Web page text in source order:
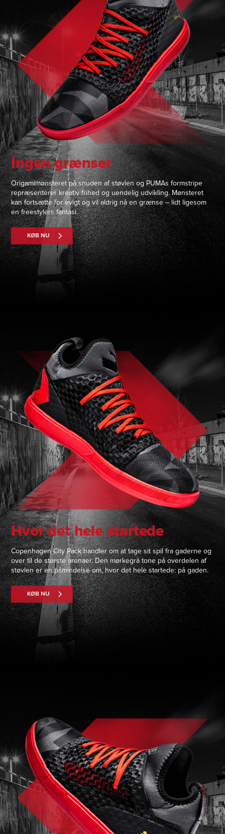
Ingen grænser
Origamimønsteret på snuden af støvlen og PUMAs formstripe
repræsenterer kreativ frihed og uendelig udvikling. Mønsteret
kan fortsætte for evigt og vil aldrig nå en grænse – lidt ligesom
en freestylers fantasi.
KØB NU
Hvor det hele startede
Copenhagen City Pack handler om at tage sit spil fra gaderne og
over til de største arenaer. Den mørkegrå tone på overdelen af
støvlen er en påmindelse om, hvor det hele startede: på gaden.
KØB NU